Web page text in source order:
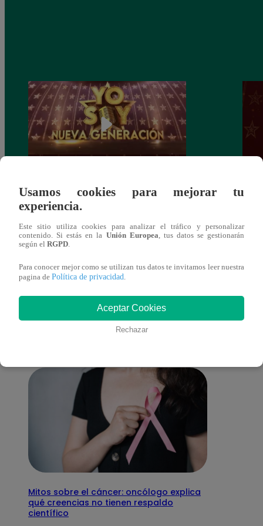
Yo Soy: Nueva Generación – Gran Final
– 14 de junio del 2021 – Programa
Yo
También te puede
interesar
Mitos sobre el cáncer: oncólogo explica
qué creencias no tienen respaldo
científico
Usamos cookies para mejorar tu
experiencia.
Este sitio utiliza cookies para analizar el tráfico y personalizar
contenido. Si estás en la Unión Europea, tus datos se gestionarán
según el RGPD.
Para conocer mejor como se utilizan tus datos te invitamos leer nuestra
pagina de Política de privacidad.
Aceptar Cookies
Rechazar